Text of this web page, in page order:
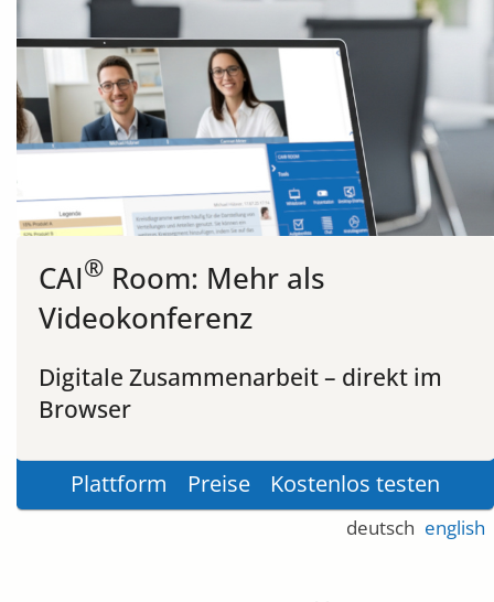
CAI® Room: Mehr als
Videokonferenz
Digitale Zusammenarbeit – direkt im
Browser
Plattform Preise Kostenlos testen
deutsch english